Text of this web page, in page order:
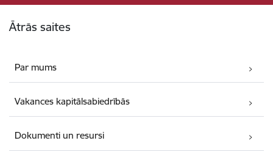
Ātrās saites
Par mums
Vakances kapitālsabiedrībās
Dokumenti un resursi